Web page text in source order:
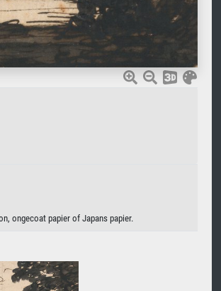
ongecoat papier of Japans papier.